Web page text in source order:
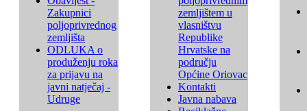
Zakupnici
poljoprivrednog
zemljišta
ODLUKA o
produženju roka
za prijavu na
javni natječaj -
Udruge
zemljištem u
vlasništvu
Republike
Hrvatske na
području
Općine Oriovac
Kontakti
Javna nabava